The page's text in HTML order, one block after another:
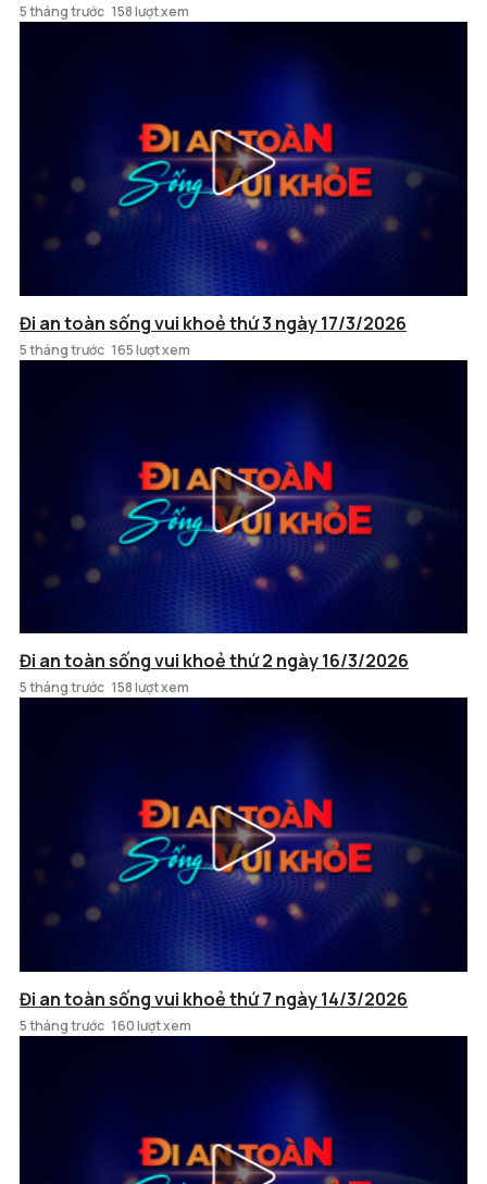
5 tháng trước 158 lượt xem
Đi an toàn sống vui khoẻ thứ 3 ngày 17/3/2026
5 tháng trước 165 lượt xem
Đi an toàn sống vui khoẻ thứ 2 ngày 16/3/2026
5 tháng trước 158 lượt xem
Đi an toàn sống vui khoẻ thứ 7 ngày 14/3/2026
5 tháng trước 160 lượt xem